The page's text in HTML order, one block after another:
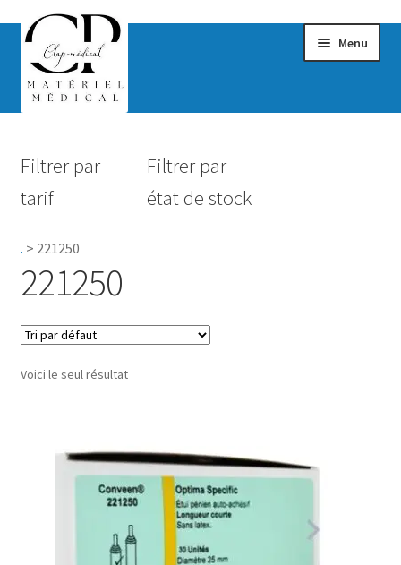
Menu
Hygiène
Accessoires Salle de bain
Filtrer par
tarif
Filtrer par
état de stock
. > 221250
221250
Voici le seul résultat